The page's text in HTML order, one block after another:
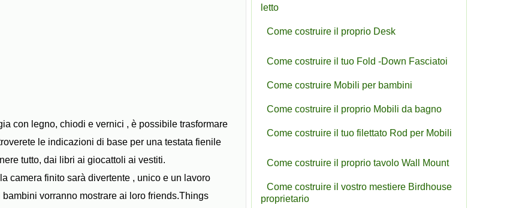
con legno, chiodi e vernici , è possibile trasformare
le indicazioni di base per una testata fienile
tutto, dai libri ai giocattoli ai vestiti.
camera finito sarà divertente , unico e un lavoro
vorranno mostrare ai loro friends.Things
letto
Come costruire il proprio Desk
Come costruire il tuo Fold -Down Fasciatoi
Come costruire Mobili per bambini
Come costruire il proprio Mobili da bagno
Come costruire il tuo filettato Rod per Mobili
Come costruire il proprio tavolo Wall Mount
Come costruire il vostro mestiere Birdhouse
proprietario